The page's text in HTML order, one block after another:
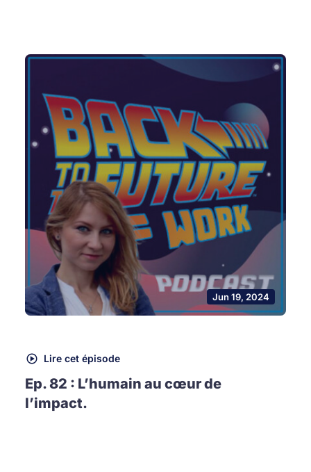
Jun 19, 2024
Lire cet épisode
Ep. 82 : L’humain au cœur de
l’impact.